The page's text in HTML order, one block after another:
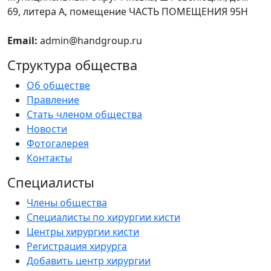
69, литера А, помещение ЧАСТЬ ПОМЕЩЕНИЯ 95Н
Email: admin@handgroup.ru
Структура общества
Об обществе
Правление
Стать членом общества
Новости
Фотогалерея
Контакты
Специалисты
Члены общества
Специалисты по хирургии кисти
Центры хирургии кисти
Регистрация хирурга
Добавить центр хирургии